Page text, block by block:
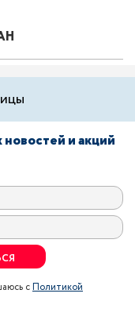
и акций
сПолитикой